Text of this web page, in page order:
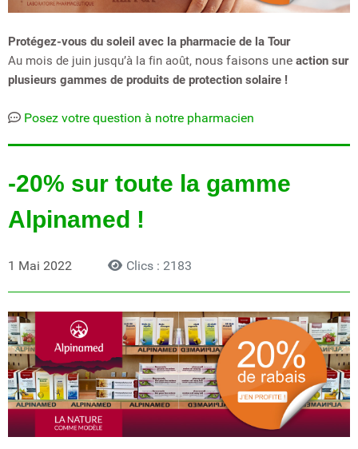
Protégez-vous du soleil avec la pharmacie de la Tour
Au mois de juin jusqu’à la fin août, nous faisons une action sur
plusieurs gammes de produits de protection solaire !
Posez votre question à notre pharmacien
-20% sur toute la gamme
Alpinamed !
1 Mai 2022 Clics : 2183